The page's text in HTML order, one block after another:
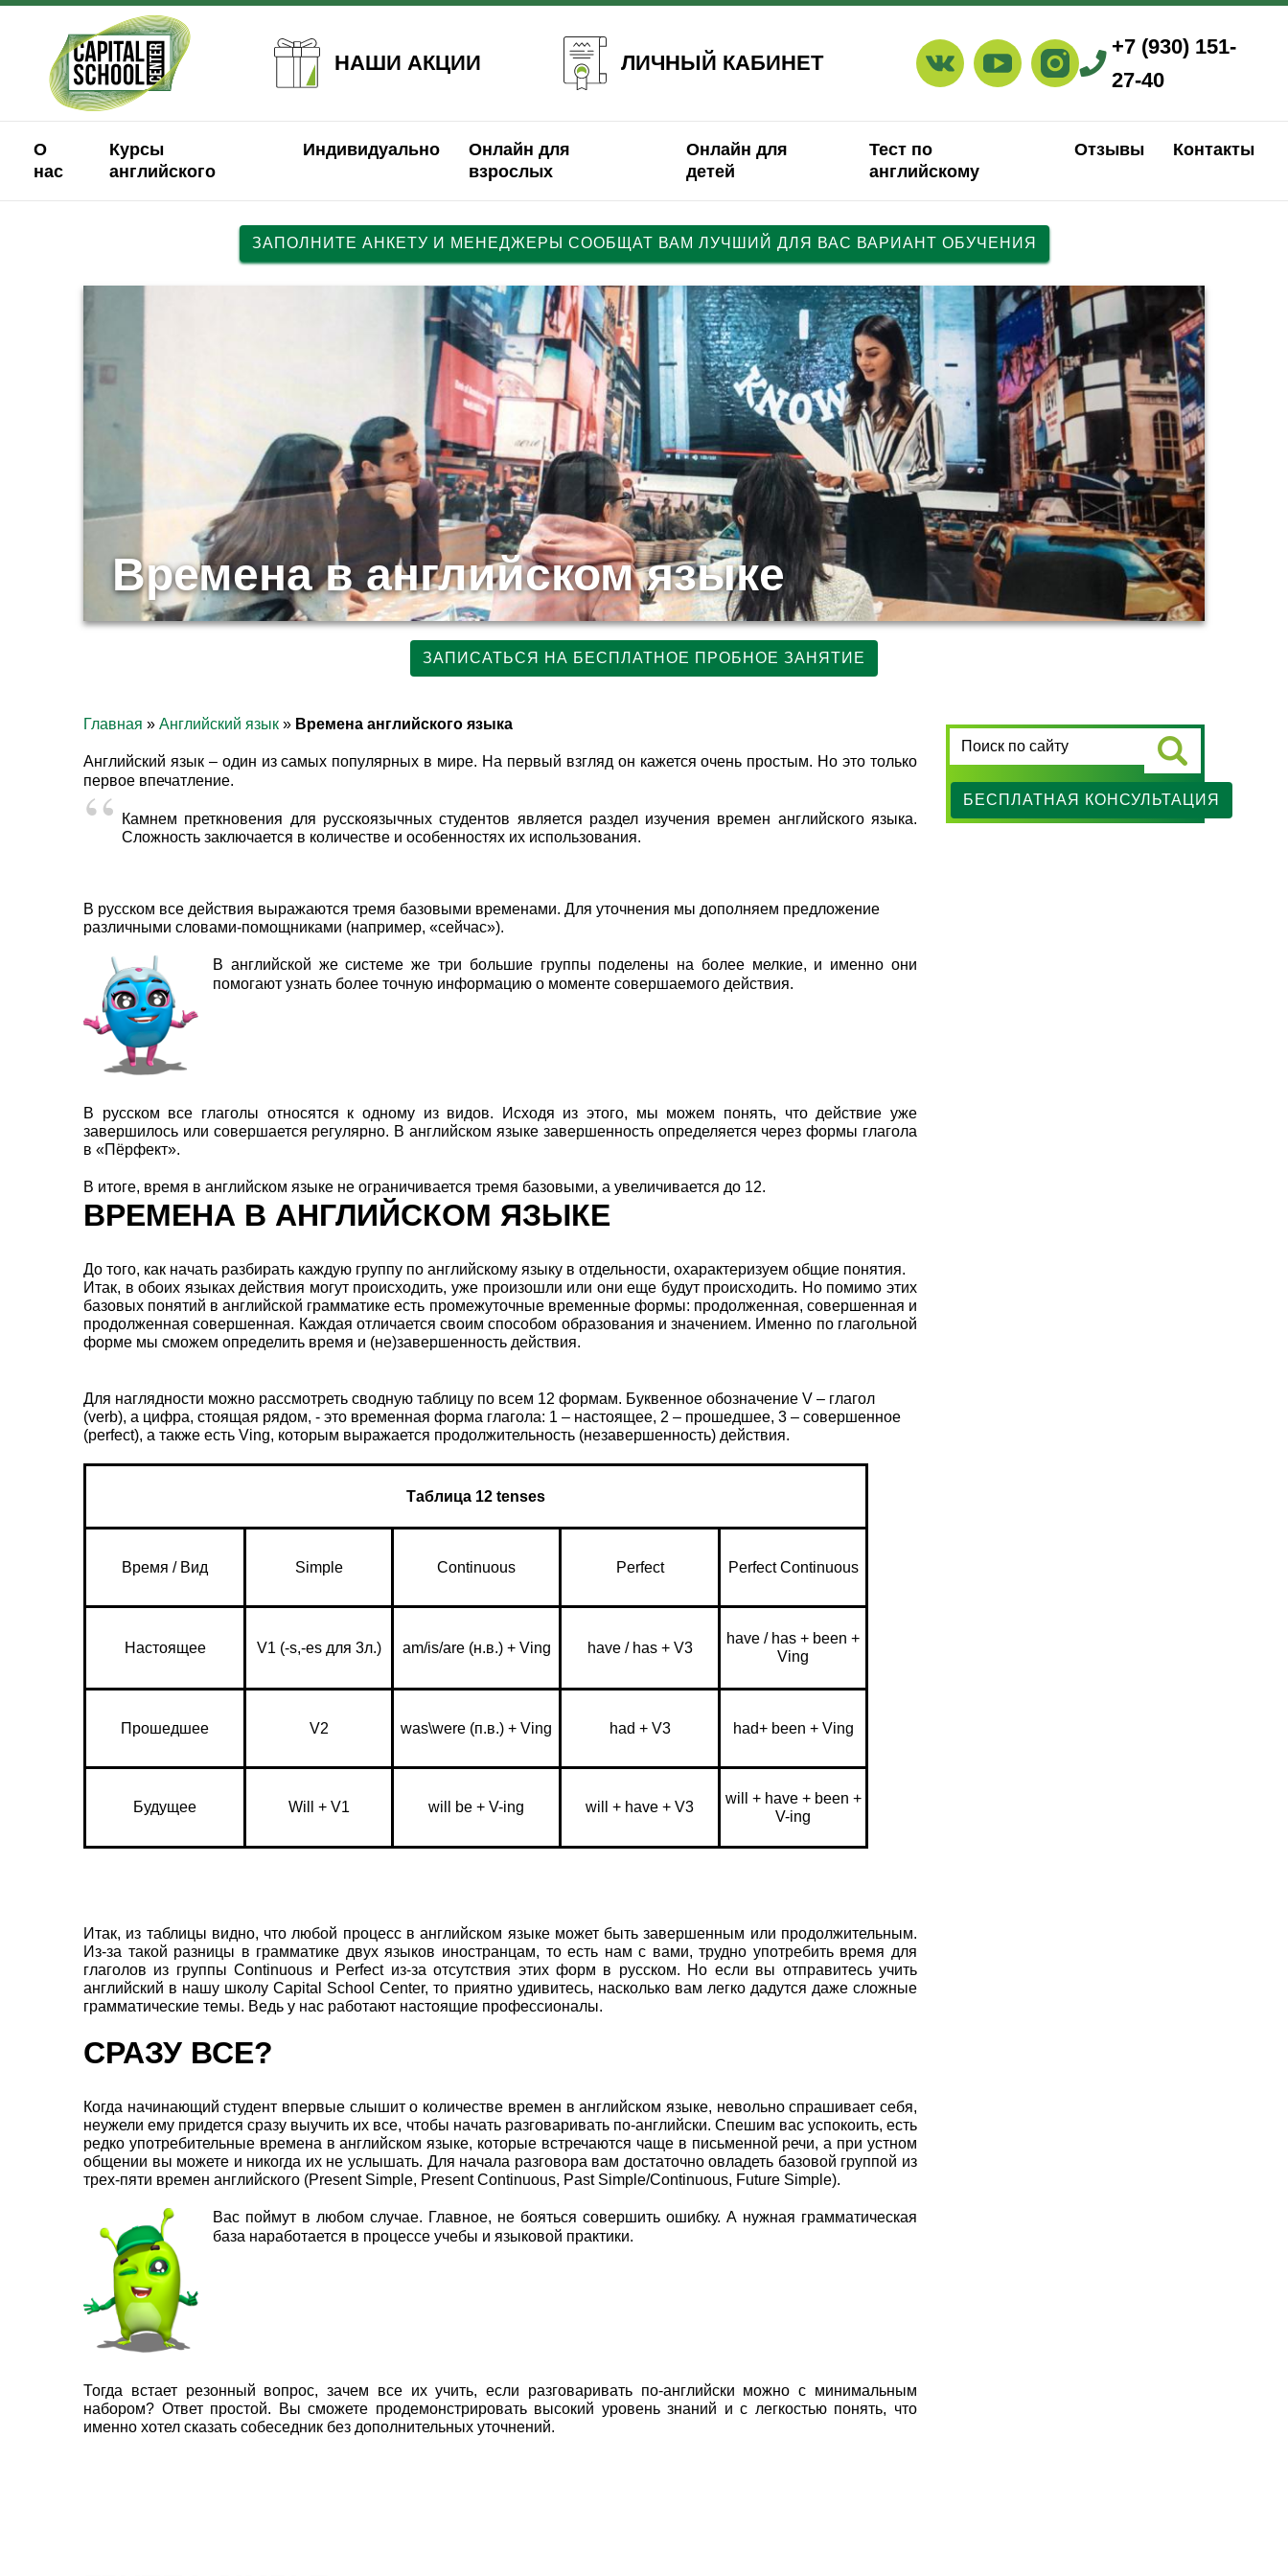
НАШИ АКЦИИ ЛИЧНЫЙ КАБИНЕТ
+7 (930) 151-
27-40
О
нас
Курсы
английского
Индивидуально
Онлайн для
взрослых
Онлайн для
детей
Тест по
английскому
Отзывы Контакты
ЗАПОЛНИТЕ АНКЕТУ И МЕНЕДЖЕРЫ СООБЩАТ ВАМ ЛУЧШИЙ ДЛЯ ВАС ВАРИАНТ ОБУЧЕНИЯ
Времена в английском языке
ЗАПИСАТЬСЯ НА БЕСПЛАТНОЕ ПРОБНОЕ ЗАНЯТИЕ
Главная » Английский язык » Времена английского языка
Английский язык – один из самых популярных в мире. На первый взгляд он кажется очень простым. Но это только
первое впечатление.
Камнем преткновения для русскоязычных студентов является раздел изучения времен английского языка.
Сложность заключается в количестве и особенностях их использования.
В русском все действия выражаются тремя базовыми временами. Для уточнения мы дополняем предложение
различными словами-помощниками (например, «сейчас»).
В английской же системе же три большие группы поделены на более мелкие, и именно они
помогают узнать более точную информацию о моменте совершаемого действия.
В русском все глаголы относятся к одному из видов. Исходя из этого, мы можем понять, что действие уже
завершилось или совершается регулярно. В английском языке завершенность определяется через формы глагола
в «Пёрфект».
В итоге, время в английском языке не ограничивается тремя базовыми, а увеличивается до 12.
ВРЕМЕНА В АНГЛИЙСКОМ ЯЗЫКЕ
До того, как начать разбирать каждую группу по английскому языку в отдельности, охарактеризуем общие понятия.
Итак, в обоих языках действия могут происходить, уже произошли или они еще будут происходить. Но помимо этих
базовых понятий в английской грамматике есть промежуточные временные формы: продолженная, совершенная и
продолженная совершенная. Каждая отличается своим способом образования и значением. Именно по глагольной
форме мы сможем определить время и (не)завершенность действия.
Для наглядности можно рассмотреть сводную таблицу по всем 12 формам. Буквенное обозначение V – глагол
(verb), а цифра, стоящая рядом, - это временная форма глагола: 1 – настоящее, 2 – прошедшее, 3 – совершенное
(perfect), а также есть Ving, которым выражается продолжительность (незавершенность) действия.
Таблица 12 tenses
Время / Вид Simple Continuous Perfect Perfect Continuous
Настоящее V1 (-s,-es для 3л.) am/is/are (н.в.) + Ving have / has + V3
have / has + been +
Ving
Прошедшее V2 was\were (п.в.) + Ving had + V3 had+ been + Ving
Будущее Will + V1 will be + V-ing will + have + V3
will + have + been +
V-ing
Итак, из таблицы видно, что любой процесс в английском языке может быть завершенным или продолжительным.
Из-за такой разницы в грамматике двух языков иностранцам, то есть нам с вами, трудно употребить время для
глаголов из группы Continuous и Perfect из-за отсутствия этих форм в русском. Но если вы отправитесь учить
английский в нашу школу Capital School Center, то приятно удивитесь, насколько вам легко дадутся даже сложные
грамматические темы. Ведь у нас работают настоящие профессионалы.
СРАЗУ ВСЕ?
Когда начинающий студент впервые слышит о количестве времен в английском языке, невольно спрашивает себя,
неужели ему придется сразу выучить их все, чтобы начать разговаривать по-английски. Спешим вас успокоить, есть
редко употребительные времена в английском языке, которые встречаются чаще в письменной речи, а при устном
общении вы можете и никогда их не услышать. Для начала разговора вам достаточно овладеть базовой группой из
трех-пяти времен английского (Present Simple, Present Continuous, Past Simple/Continuous, Future Simple).
Вас поймут в любом случае. Главное, не бояться совершить ошибку. А нужная грамматическая
база наработается в процессе учебы и языковой практики.
Тогда встает резонный вопрос, зачем все их учить, если разговаривать по-английски можно с минимальным
набором? Ответ простой. Вы сможете продемонстрировать высокий уровень знаний и с легкостью понять, что
именно хотел сказать собеседник без дополнительных уточнений.
БЕСПЛАТНАЯ КОНСУЛЬТАЦИЯ